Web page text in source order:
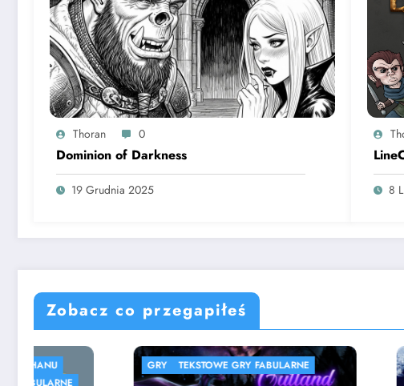
Thoran 0
Dominion of Darkness
19 Grudnia 2025 8
Zobacz co przegapiłeś
GRY TEKSTOWE GRY FABULARNE GRY
SYMULACJE